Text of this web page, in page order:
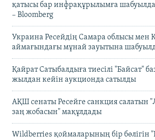
қатысы бар инфрақұрылымға
– Bloomberg
Украина Ресейдің Самара облысы мен
аймағындағы мұнай зауытына
Қайрат Сатыбалдыға тиесілі "Байсат"
жылдан кейін аукционда сатылды
АҚШ сенаты Ресейге санкция салатын
заң жобасын" мақұлдады
Wildberries қоймаларының бір бөлігін